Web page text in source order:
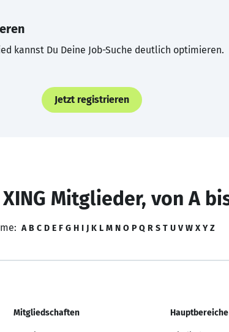
kannst Du Deine Job-Suche deutlich optimieren.
Jetzt registrieren
Mitglieder, von A
A B C D E F G H I J K L M N O P Q R S T U V W X Y Z
Mitgliedschaften Hauptbereiche